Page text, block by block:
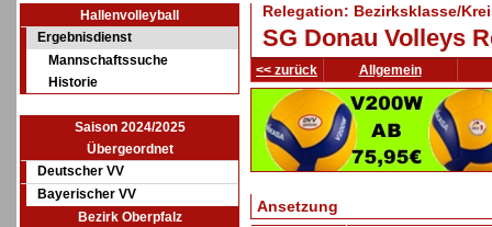
Hallenvolleyball
Ergebnisdienst
Mannschaftssuche
Historie
Saison 2024/2025
Übergeordnet
Deutscher VV
Bayerischer VV
Bezirk Oberpfalz
Relegation: Bezirksklasse/
SG Donau Volleys
<< zurück Allgemein
Ansetzung